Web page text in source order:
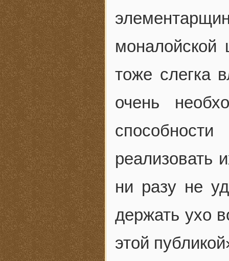
моналойской
тоже слегка
очень
реализовать
ни разу не
держать ухо
этой